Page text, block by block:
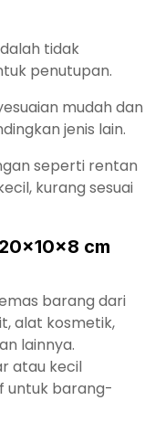
tidak
penutupan.
mudah dan
jenis lain.
seperti rentan
kurang sesuai
cm
barang dari
alat kosmetik,
lainnya.
atau kecil
untuk barang-